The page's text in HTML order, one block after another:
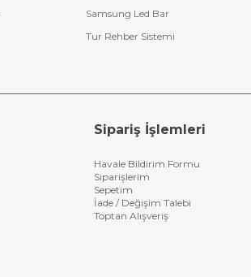
Samsung Led Bar
Tur Rehber Sistemi
Sipariş İşlemleri
Havale Bildirim Formu
Siparişlerim
Sepetim
İade / Değişim Talebi
Toptan Alışveriş